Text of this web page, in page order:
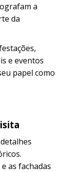
a
da
e eventos
papel como
as fachadas